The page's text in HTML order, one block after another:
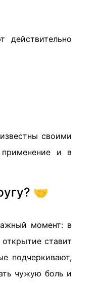
своими
и в
🤝
момент: в
ставит
подчеркивают,
чужую боль и